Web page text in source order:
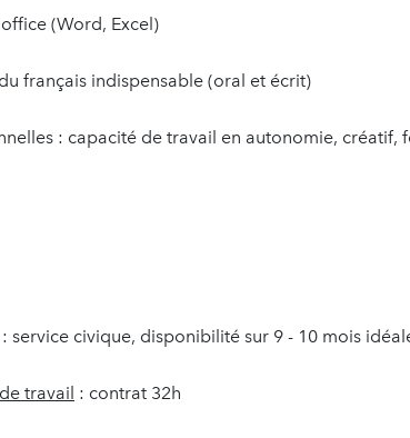
(Word, Excel)
français indispensable (oral et écrit)
: capacité de travail en autonomie, créatif,
: service civique, disponibilité sur 9 - 10 mois
travail : contrat 32h